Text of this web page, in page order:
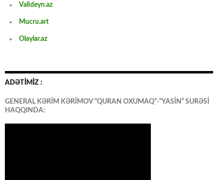
Valideyn.az
Mucru.art
Olaylar.az
ADƏTİMİZ :
GENERAL KƏRİM KƏRİMOV “QURAN OXUMAQ”-“YASİN” SURƏSİ
HAQQINDA: